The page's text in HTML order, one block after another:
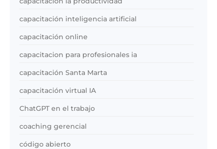
capacitación inteligencia artificial
capacitación online
capacitacion para profesionales ia
capacitación Santa Marta
capacitación virtual IA
ChatGPT en el trabajo
coaching gerencial
código abierto